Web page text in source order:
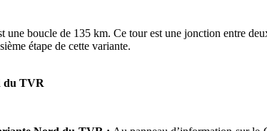
une boucle de 135 km. Ce tour est une jonction entre
étape de cette variante.
du TVR